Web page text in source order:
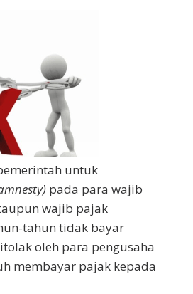
untuk
pada para wajib
wajib pajak
tahun tidak bayar
oleh para pengusaha
membayar pajak kepada